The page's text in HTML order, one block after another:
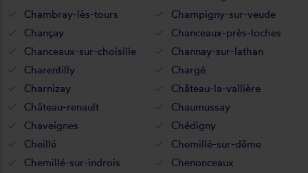
Chambray-lès-tours
Champigny-sur-veude
Chançay
Chanceaux-près-loches
Chanceaux-sur-choisille
Channay-sur-lathan
Charentilly
Chargé
Charnizay
Château-la-vallière
Château-renault
Chaumussay
Chaveignes
Chédigny
Cheillé
Chemillé-sur-dême
Chemillé-sur-indrois
Chenonceaux